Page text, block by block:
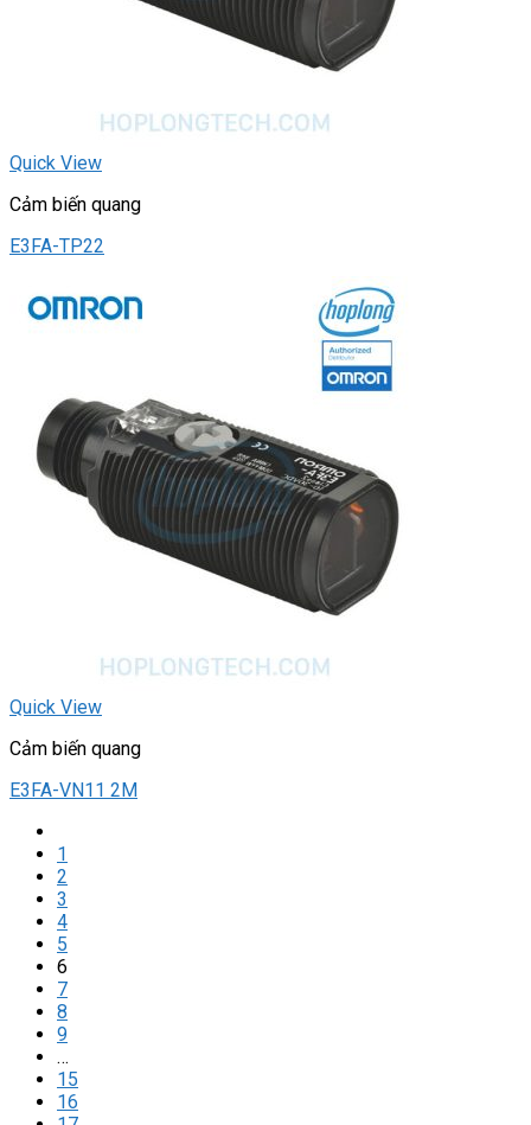
Quick View
Cảm biến quang
E3FA-TP22
Quick View
Cảm biến quang
E3FA-VN11 2M
1
2
3
4
5
6
7
8
9
…
15
16